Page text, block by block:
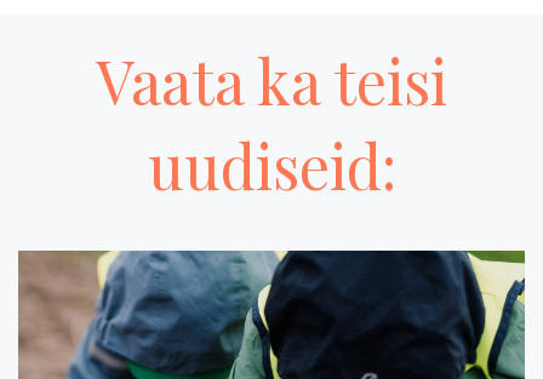
Vaata ka teisi
uudiseid: